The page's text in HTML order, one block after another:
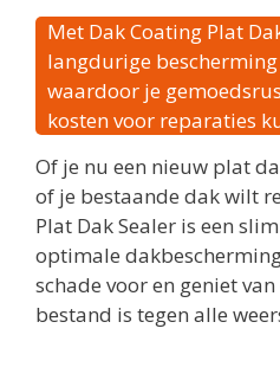
Met Dak Coating Plat
langdurige
waardoor je
kosten voor reparaties
Of je nu een nieuw plat
of je bestaande dak wilt
Plat Dak Sealer is een
optimale
schade voor en geniet
bestand is tegen alle